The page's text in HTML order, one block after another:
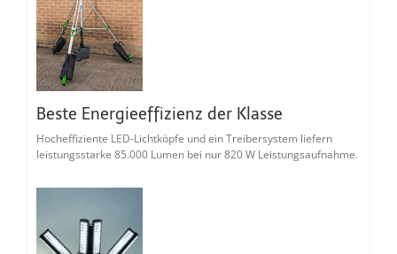
Beste Energieeffizienz der Klasse
Hocheffiziente LED-Lichtköpfe und ein Treibersystem liefern
leistungsstarke 85.000 Lumen bei nur 820 W Leistungsaufnahme.